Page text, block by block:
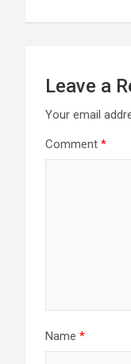
Leave a
Your email
Comment *
Name *